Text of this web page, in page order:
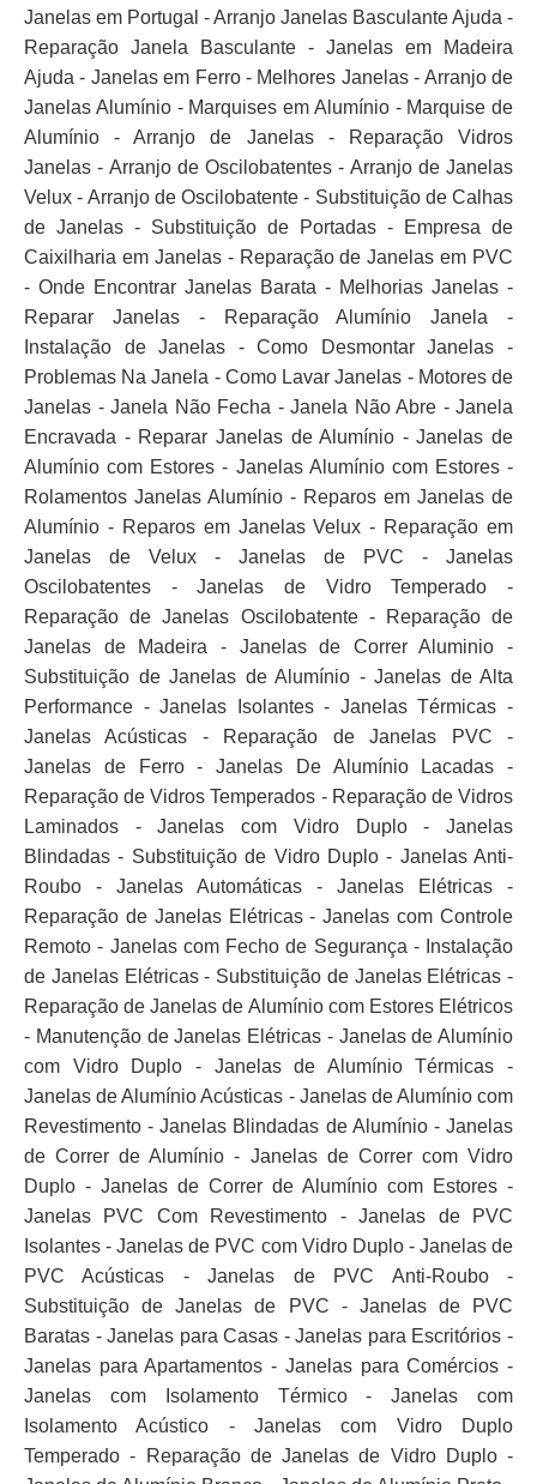
Janelas em Portugal - Arranjo Janelas Basculante Ajuda -
Reparação Janela Basculante - Janelas em Madeira
Ajuda - Janelas em Ferro - Melhores Janelas - Arranjo de
Janelas Alumínio - Marquises em Alumínio - Marquise de
Alumínio - Arranjo de Janelas - Reparação Vidros
Janelas - Arranjo de Oscilobatentes - Arranjo de Janelas
Velux - Arranjo de Oscilobatente - Substituição de Calhas
de Janelas - Substituição de Portadas - Empresa de
Caixilharia em Janelas - Reparação de Janelas em PVC
- Onde Encontrar Janelas Barata - Melhorias Janelas -
Reparar Janelas - Reparação Alumínio Janela -
Instalação de Janelas - Como Desmontar Janelas -
Problemas Na Janela - Como Lavar Janelas - Motores de
Janelas - Janela Não Fecha - Janela Não Abre - Janela
Encravada - Reparar Janelas de Alumínio - Janelas de
Alumínio com Estores - Janelas Alumínio com Estores -
Rolamentos Janelas Alumínio - Reparos em Janelas de
Alumínio - Reparos em Janelas Velux - Reparação em
Janelas de Velux - Janelas de PVC - Janelas
Oscilobatentes - Janelas de Vidro Temperado -
Reparação de Janelas Oscilobatente - Reparação de
Janelas de Madeira - Janelas de Correr Aluminio -
Substituição de Janelas de Alumínio - Janelas de Alta
Performance - Janelas Isolantes - Janelas Térmicas -
Janelas Acústicas - Reparação de Janelas PVC -
Janelas de Ferro - Janelas De Alumínio Lacadas -
Reparação de Vidros Temperados - Reparação de Vidros
Laminados - Janelas com Vidro Duplo - Janelas
Blindadas - Substituição de Vidro Duplo - Janelas Anti-
Roubo - Janelas Automáticas - Janelas Elétricas -
Reparação de Janelas Elétricas - Janelas com Controle
Remoto - Janelas com Fecho de Segurança - Instalação
de Janelas Elétricas - Substituição de Janelas Elétricas -
Reparação de Janelas de Alumínio com Estores Elétricos
- Manutenção de Janelas Elétricas - Janelas de Alumínio
com Vidro Duplo - Janelas de Alumínio Térmicas -
Janelas de Alumínio Acústicas - Janelas de Alumínio com
Revestimento - Janelas Blindadas de Alumínio - Janelas
de Correr de Alumínio - Janelas de Correr com Vidro
Duplo - Janelas de Correr de Alumínio com Estores -
Janelas PVC Com Revestimento - Janelas de PVC
Isolantes - Janelas de PVC com Vidro Duplo - Janelas de
PVC Acústicas - Janelas de PVC Anti-Roubo -
Substituição de Janelas de PVC - Janelas de PVC
Baratas - Janelas para Casas - Janelas para Escritórios -
Janelas para Apartamentos - Janelas para Comércios -
Janelas com Isolamento Térmico - Janelas com
Isolamento Acústico - Janelas com Vidro Duplo
Temperado - Reparação de Janelas de Vidro Duplo -